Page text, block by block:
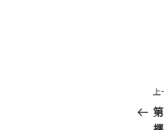
上
一
上